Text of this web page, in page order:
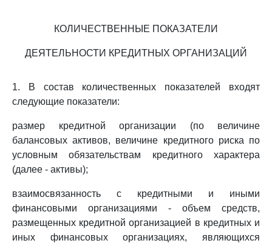
КОЛИЧЕСТВЕННЫЕ ПОКАЗАТЕЛИ
ДЕЯТЕЛЬНОСТИ КРЕДИТНЫХ ОРГАНИЗАЦИЙ
1. В состав количественных показателей входят
следующие показатели:
размер кредитной организации (по величине
балансовых активов, величине кредитного риска по
условным обязательствам кредитного характера
(далее - активы);
взаимосвязанность с кредитными и иными
финансовыми организациями - объем средств,
размещенных кредитной организацией в кредитных и
иных финансовых организациях, являющихся